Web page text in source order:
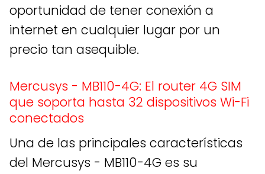
oportunidad de tener conexión a
internet en cualquier lugar por un
precio tan asequible.
Mercusys - MB110-4G: El router 4G SIM
que soporta hasta 32 dispositivos Wi-Fi
conectados
Una de las principales características
del Mercusys - MB110-4G es su